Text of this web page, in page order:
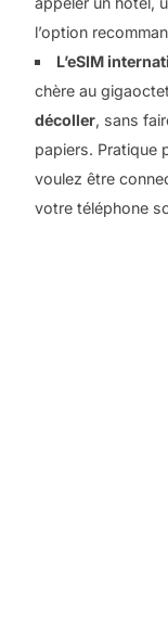
l’option
L’eSIM
chère au
décoller, sans
papiers. Pratique
voulez être
votre téléphone